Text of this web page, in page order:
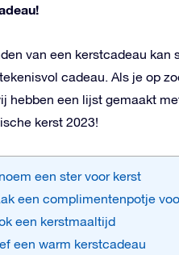
van een kerstcadeau
cadeau. Als je op
hebben een lijst gemaakt
kerst 2023!
een ster voor kerst
een complimentenpotje
een kerstmaaltijd
een warm kerstcadeau